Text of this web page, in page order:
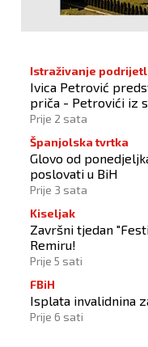
Istraživanje
Ivica Petrović
priča - Petrovići iz
Busovači'
Prije 2 sata
Španjolska tvrtka
Glovo od
poslovati u BiH
Prije 3 sata
Kiseljak
Završni tjedan
Remiru!
Prije 5 sati
FBiH
Isplata invalidnina
Prije 6 sati